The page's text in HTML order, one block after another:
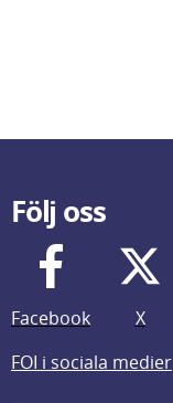
Följ oss
Facebook X
FOI i sociala medier